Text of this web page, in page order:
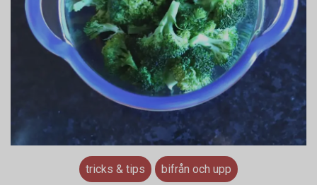
tricks & tips
bifrån och upp